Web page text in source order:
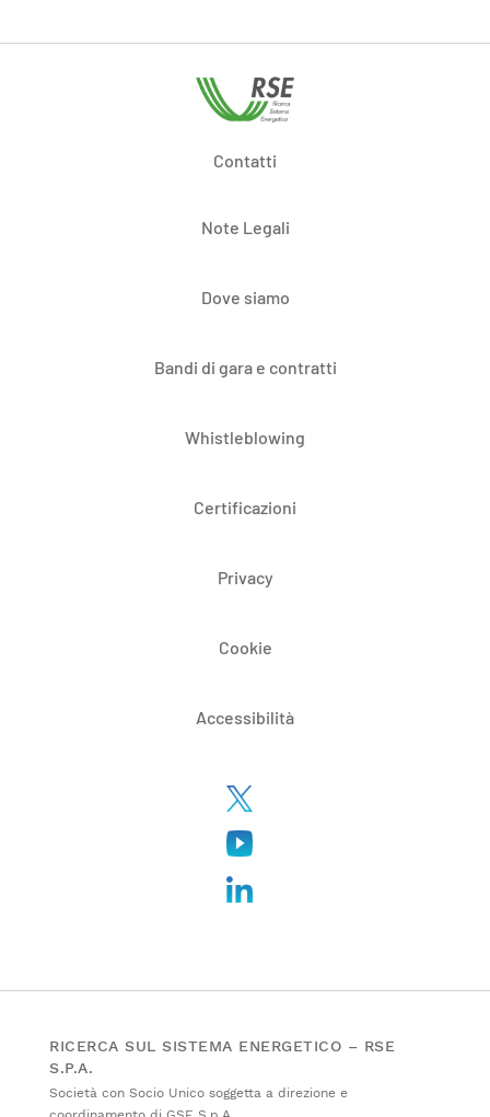
Contatti
Note Legali
Dove siamo
Bandi di gara e contratti
Whistleblowing
Certificazioni
Privacy
Cookie
Accessibilità
RICERCA SUL SISTEMA ENERGETICO – RSE
S.P.A.
Società con Socio Unico soggetta a direzione e